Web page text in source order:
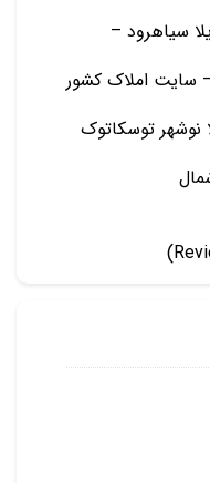
سیاهرود –
سایت املاک کشور
نوشهر توسکاتوک